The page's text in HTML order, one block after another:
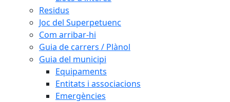
Residus
Joc del Superpetuenc
Com arribar-hi
Guia de carrers / Plànol
Guia del municipi
Equipaments
Entitats i associacions
Emergències